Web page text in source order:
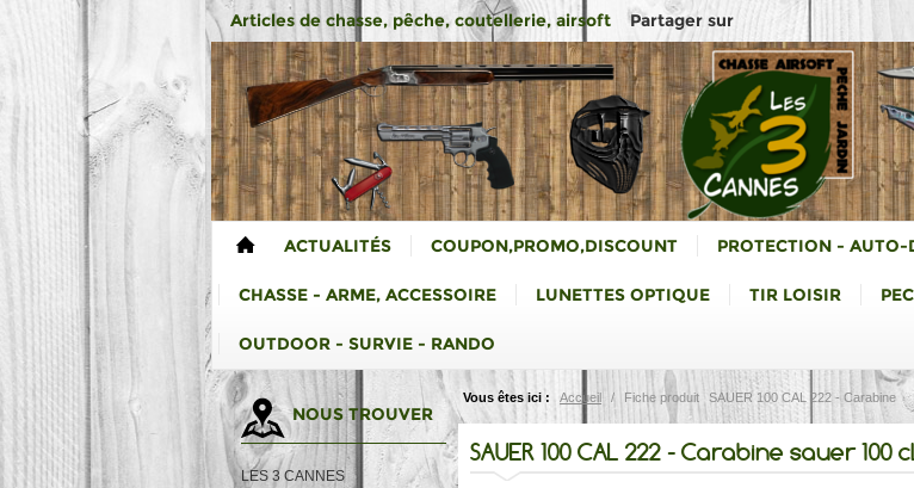
Articles de chasse, pêche, coutellerie, airsoft Partager sur
ACTUALITÉS COUPON,PROMO,DISCOUNT PROTECTION - AUTO-
CHASSE - ARME, ACCESSOIRE LUNETTES OPTIQUE TIR LOISIR
OUTDOOR - SURVIE - RANDO
NOUS TROUVER
LES 3 CANNES
Vous êtes ici : Accueil / Fiche produit SAUER 100 CAL 222 - Carabine
SAUER 100 CAL 222 - Carabine sauer